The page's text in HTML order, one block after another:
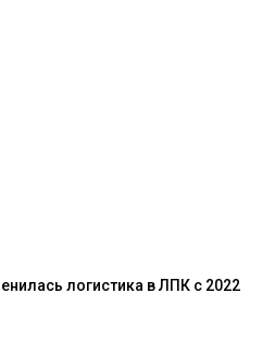
логистика в ЛПК с 2022